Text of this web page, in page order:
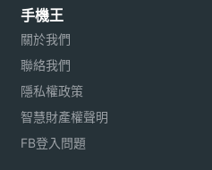
經授權不得轉載使用※
手機王
關於我們
聯絡我們
隱私權政策
智慧財產權聲明
FB登入問題